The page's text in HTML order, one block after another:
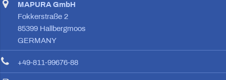
MAPURA GmbH
Fokkerstraße 2
85399 Hallbergmoos
GERMANY
+49-811-99676-88